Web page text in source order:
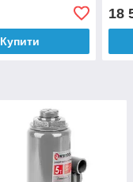
Купити
18